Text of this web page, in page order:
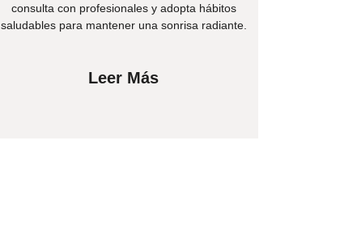
consulta con profesionales y adopta hábitos
saludables para mantener una sonrisa radiante.
Leer Más